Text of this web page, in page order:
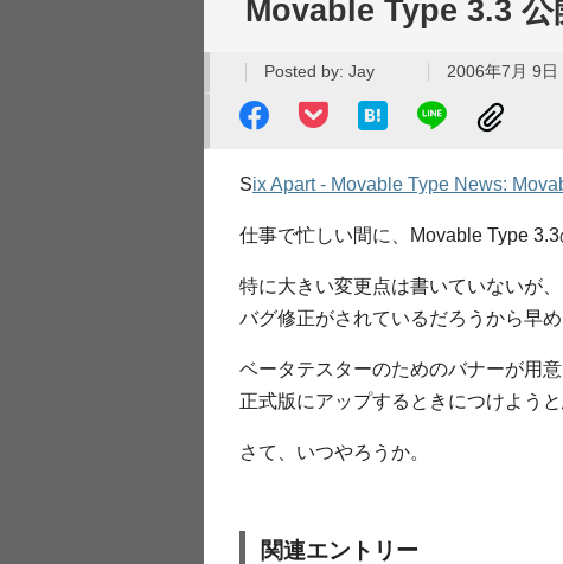
Movable Type 3.3 公
Posted by: Jay 2006年7月 9日
Six Apart - Movable Type News:
仕事で忙しい間に、Movable Type
特に大きい変更点は書いていないが、
バグ修正がされているだろうから早
ベータテスターのためのバナーが用
正式版にアップするときにつけようと
さて、いつやろうか。
関連エントリー